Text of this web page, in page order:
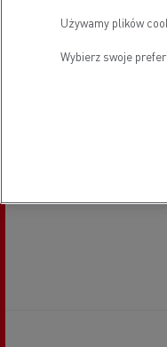
Używamy plików
Wybierz swoje